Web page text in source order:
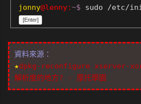
jonny@lenny:~$ sudo /etc/
[Enter]
資料來源：
★dpkg-reconfigure xserver-xorg
解析度的地方? - 摩托學園